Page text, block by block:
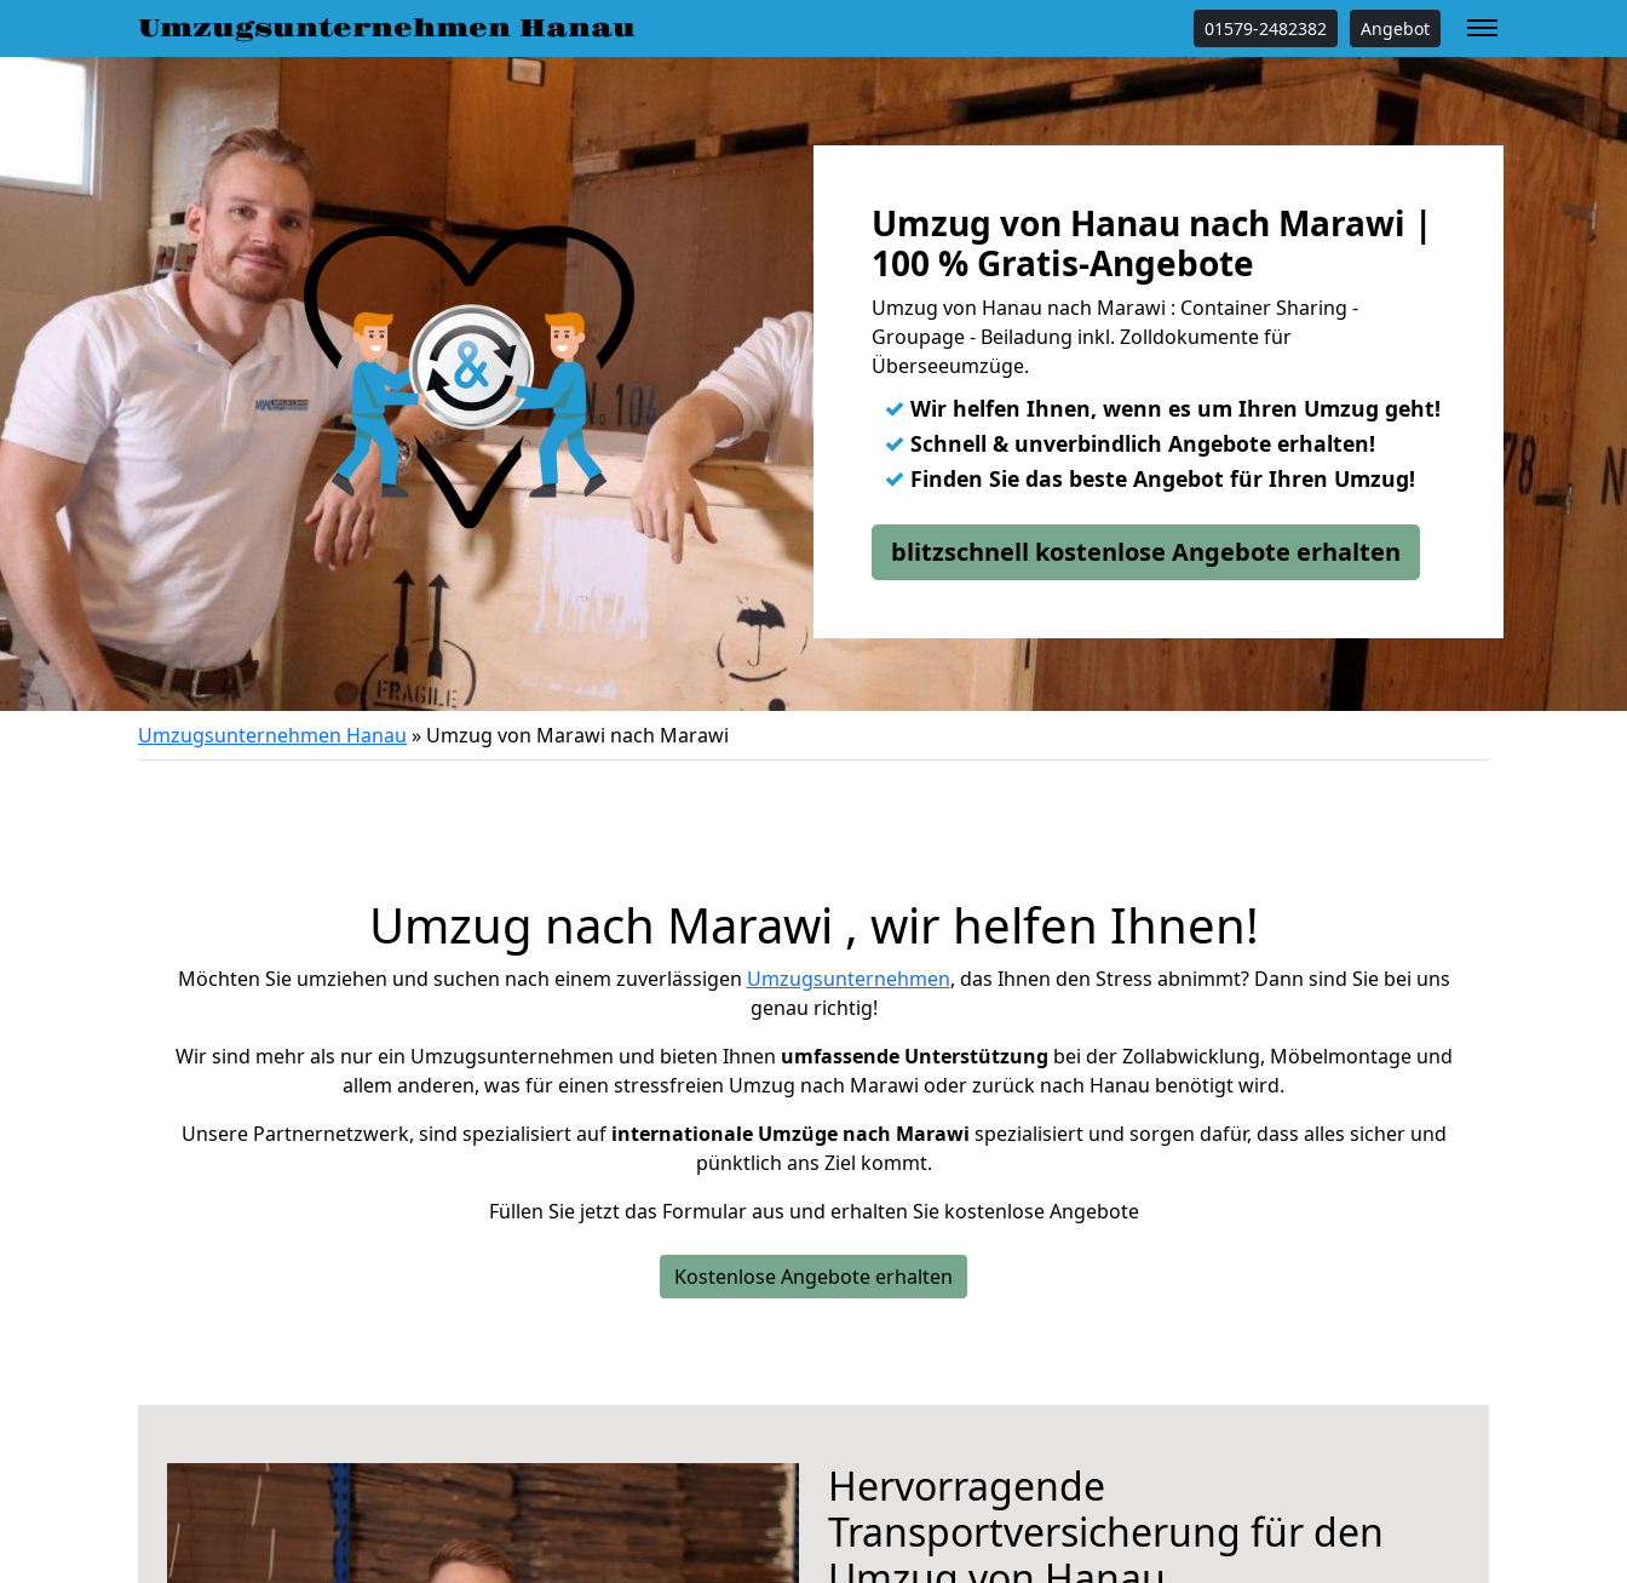
Umzugsunternehmen Hanau 01579-2482382 Angebot
Umzug von Hanau nach Marawi |
100 % Gratis-Angebote
Umzug von Hanau nach Marawi : Container Sharing -
Groupage - Beiladung inkl. Zolldokumente für
Überseeumzüge.
✓ Wir helfen Ihnen, wenn es um Ihren Umzug geht!
✓ Schnell & unverbindlich Angebote erhalten!
✓ Finden Sie das beste Angebot für Ihren Umzug!
blitzschnell kostenlose Angebote erhalten
Umzugsunternehmen Hanau » Umzug von Marawi nach Marawi
Umzug nach Marawi , wir helfen Ihnen!
Möchten Sie umziehen und suchen nach einem zuverlässigen Umzugsunternehmen, das Ihnen den Stress abnimmt? Dann sind Sie bei uns
genau richtig!
Wir sind mehr als nur ein Umzugsunternehmen und bieten Ihnen umfassende Unterstützung bei der Zollabwicklung, Möbelmontage und
allem anderen, was für einen stressfreien Umzug nach Marawi oder zurück nach Hanau benötigt wird.
Unsere Partnernetzwerk, sind spezialisiert auf internationale Umzüge nach Marawi spezialisiert und sorgen dafür, dass alles sicher und
pünktlich ans Ziel kommt.
Füllen Sie jetzt das Formular aus und erhalten Sie kostenlose Angebote
Kostenlose Angebote erhalten
Hervorragende
Transportversicherung für den